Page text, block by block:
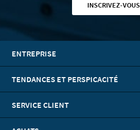
INSCRIVEZ-VOUS
ENTREPRISE
TENDANCES ET PERSPICACITÉ
SERVICE CLIENT